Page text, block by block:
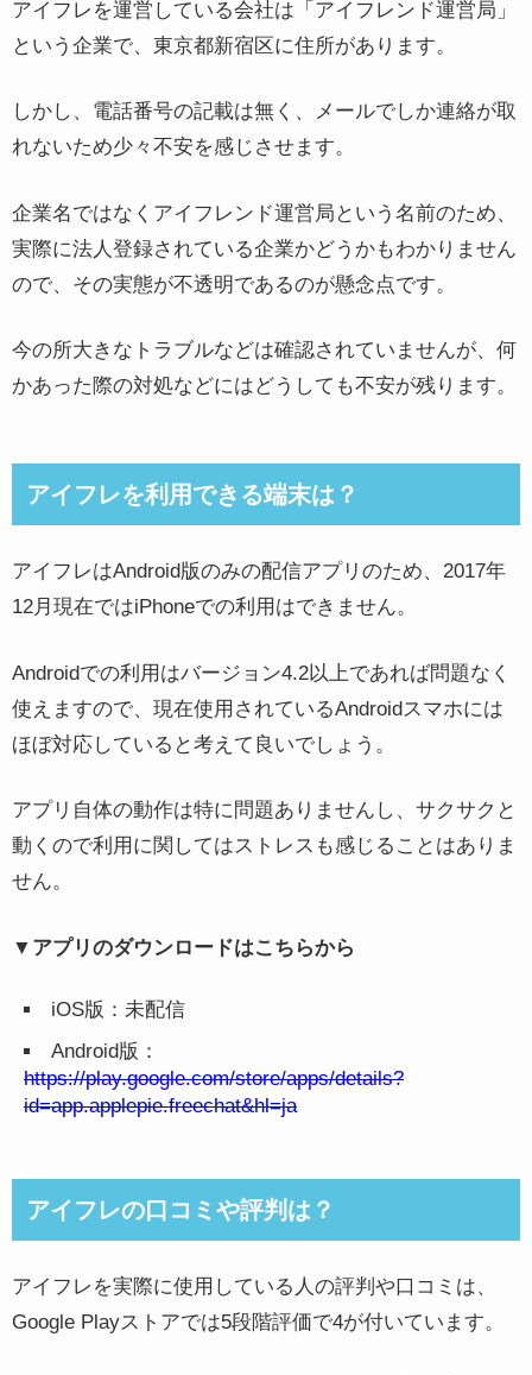
アイフレを運営している会社は「アイフレンド運営局」
という企業で、東京都新宿区に住所があります。
しかし、電話番号の記載は無く、メールでしか連絡が取
れないため少々不安を感じさせます。
企業名ではなくアイフレンド運営局という名前のため、
実際に法人登録されている企業かどうかもわかりません
ので、その実態が不透明であるのが懸念点です。
今の所大きなトラブルなどは確認されていませんが、何
かあった際の対処などにはどうしても不安が残ります。
アイフレを利用できる端末は？
アイフレはAndroid版のみの配信アプリのため、2017年
12月現在ではiPhoneでの利用はできません。
Androidでの利用はバージョン4.2以上であれば問題なく
使えますので、現在使用されているAndroidスマホには
ほぼ対応していると考えて良いでしょう。
アプリ自体の動作は特に問題ありませんし、サクサクと
動くので利用に関してはストレスも感じることはありま
せん。
▼アプリのダウンロードはこちらから
iOS版：未配信
Android版：
https://play.google.com/store/apps/details?
id=app.applepie.freechat&hl=ja
アイフレの口コミや評判は？
アイフレを実際に使用している人の評判や口コミは、
Google Playストアでは5段階評価で4が付いています。